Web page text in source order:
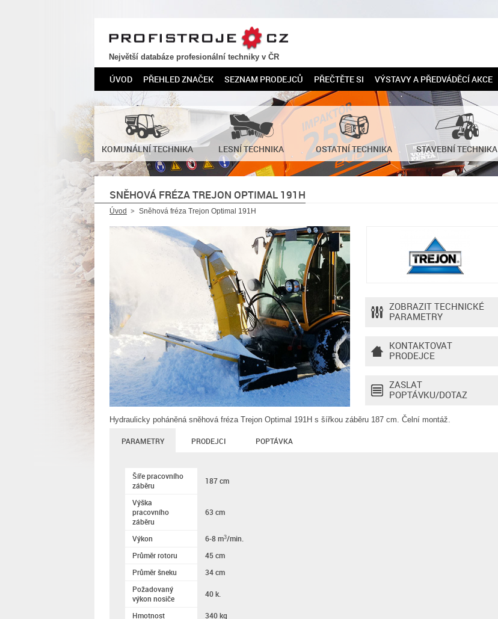
PROFISTROJE.CZ
Největší databáze profesionální techniky v ČR
ÚVOD PŘEHLED ZNAČEK SEZNAM PRODEJCŮ PŘEČTĚTE SI VÝSTAVY A PŘEDVÁDĚCÍ AKCE
KOMUNÁLNÍ TECHNIKA LESNÍ TECHNIKA OSTATNÍ TECHNIKA STAVEBNÍ TECHNIKA
SNĚHOVÁ FRÉZA TREJON OPTIMAL 191H
Úvod Sněhová fréza Trejon Optimal 191H
ZOBRAZIT TECHNICKÉ
PARAMETRY
KONTAKTOVAT
PRODEJCE
ZASLAT
POPTÁVKU/DOTAZ
Hydraulicky poháněná sněhová fréza Trejon Optimal 191H s šířkou záběru 187 cm. Čelní montáž.
PARAMETRY PRODEJCI POPTÁVKA
Šíře pracovního
záběru
187 cm
Výška
pracovního
záběru
63 cm
Výkon 6-8 m3/min.
Průměr rotoru
45 cm
Průměr šneku
34 cm
Požadovaný
výkon nosiče
40 k.
Hmotnost 340 kg